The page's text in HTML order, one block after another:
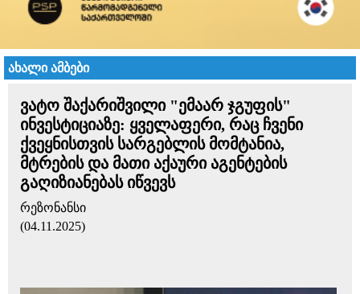
ახალი ამბები
ვატო შაქარიშვილი "ემაარ ჯგუფის"
ინვესტიციაზე: ყველაფერი, რაც ჩვენი
ქვეყნისთვის სარგებლის მომტანია,
მტრების და მათი აქაური აგენტების
გაღიზიანებას იწვევს
რეზონანსი
(04.11.2025)